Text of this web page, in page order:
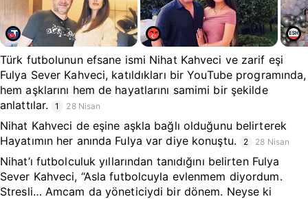
Türk futbolunun efsane ismi Nihat Kahveci ve zarif eşi
Fulya Sever Kahveci, katıldıkları bir YouTube programında,
hem aşklarını hem de hayatlarını samimi bir şekilde
anlattılar.
1 28 Nisan
Nihat Kahveci de eşine aşkla bağlı olduğunu belirterek
Hayatımın her anında Fulya var diye konuştu.
2 28 Nisan
Nihat’ı futbolculuk yıllarından tanıdığını belirten Fulya
Sever Kahveci, “Asla futbolcuyla evlenmem diyordum.
Stresli… Amcam da yöneticiydi bir dönem. Neyse ki